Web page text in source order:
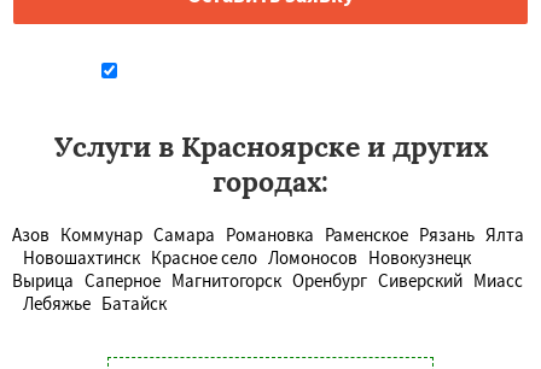
Услуги в Красноярске и других
городах:
Азов Коммунар Самара Романовка Раменское Рязань Ялта
Новошахтинск Красное село Ломоносов Новокузнецк
Вырица Саперное Магнитогорск Оренбург Сиверский Миасс
Лебяжье Батайск